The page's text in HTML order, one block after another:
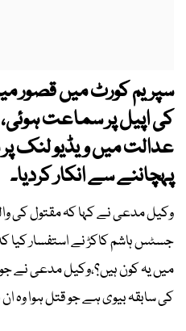
سپریم کورٹ میں قصور
کی اپیل پر سماعت
عدالت میں ویڈیو لنک پر
پہچاننے سے انکار کردیا۔
وکیل مدعی نے کہا کہ مقتول کی
جسٹس ہاشم کاکڑ نے استفسار کیا
میں یہ کون ہیں؟،وکیل مدعی
کی سابقہ بیوی ہے جو قتل ہوا وہ ان